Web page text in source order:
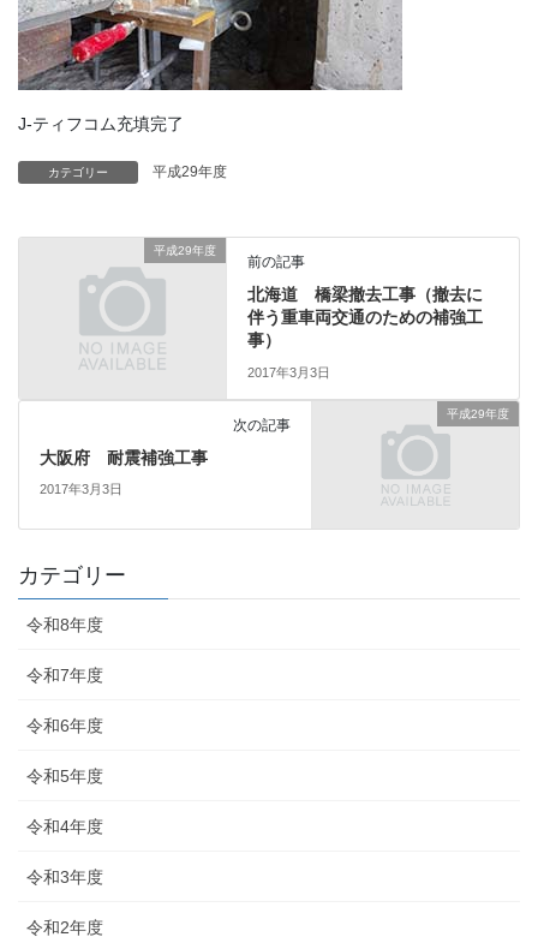
J-ティフコム充填完了
カテゴリー 平成29年度
平成29年度
前の記事
北海道 橋梁撤去工事（撤去に
伴う重車両交通のための補強工
事）
2017年3月3日
平成29年度
次の記事
大阪府 耐震補強工事
2017年3月3日
カテゴリー
令和8年度
令和7年度
令和6年度
令和5年度
令和4年度
令和3年度
令和2年度